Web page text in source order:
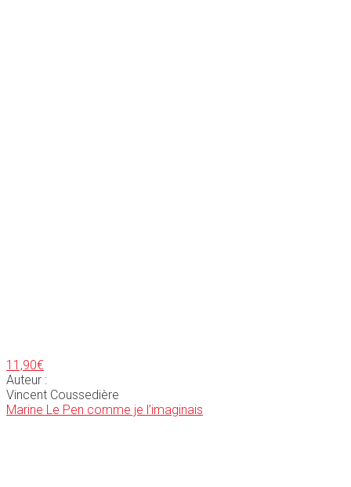
11,90€
Auteur :
Vincent Coussedière
Marine Le Pen comme je l’imaginais